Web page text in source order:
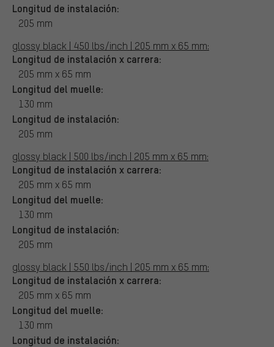
Longitud de instalación:
205 mm
glossy black | 450 lbs/inch | 205 mm x 65 mm:
Longitud de instalación x carrera:
205 mm x 65 mm
Longitud del muelle:
130 mm
Longitud de instalación:
205 mm
glossy black | 500 lbs/inch | 205 mm x 65 mm:
Longitud de instalación x carrera:
205 mm x 65 mm
Longitud del muelle:
130 mm
Longitud de instalación:
205 mm
glossy black | 550 lbs/inch | 205 mm x 65 mm:
Longitud de instalación x carrera:
205 mm x 65 mm
Longitud del muelle:
130 mm
Longitud de instalación: